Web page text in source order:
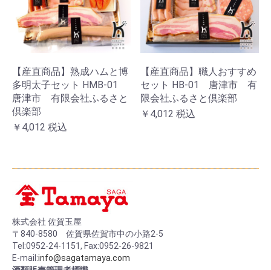
【産直商品】熟成ハムと博
多明太子セット HMB-01
唐津市 有限会社ふるさと
倶楽部
￥4,012 税込
【産直商品】職人おすすめ
セット HB-01 唐津市 有
限会社ふるさと倶楽部
￥4,012 税込
株式会社 佐賀玉屋
〒840-8580 佐賀県佐賀市中の小路2-5
Tel:0952-24-1151, Fax:0952-26-9821
E-mail:info@sagatamaya.com